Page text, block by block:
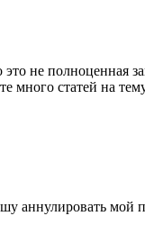
это не полноценная
много статей на
аннулировать